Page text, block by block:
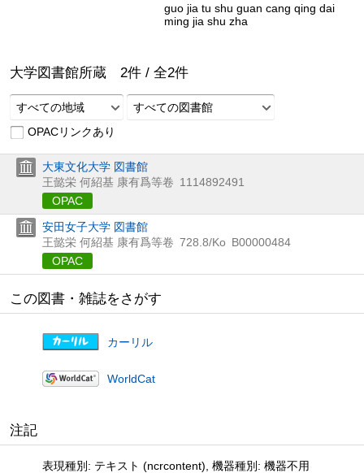
guo jia tu shu guan cang qing dai
ming jia shu zha
大学図書館所蔵 2件 / 全2件
すべての地域
すべての図書館
OPACリンクあり
大東文化大学 図書館
王懿栄 何紹基 康有爲等卷 1114892491
OPAC
安田女子大学 図書館
王懿栄 何紹基 康有爲等卷 728.8/Ko B00000484
OPAC
この図書・雑誌をさがす
カーリル
WorldCat
注記
表現種別: テキスト (ncrcontent), 機器種別: 機器不用